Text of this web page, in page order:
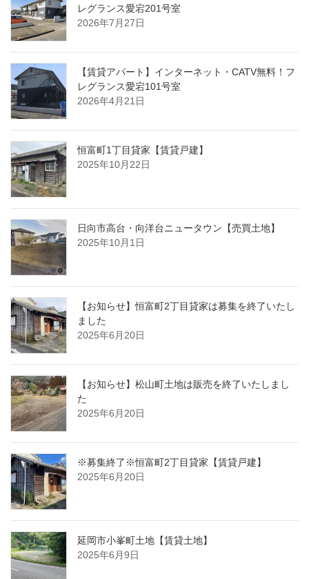
レグランス愛宕201号室
2026年7月27日
【賃貸アパート】インターネット・CATV無料！フ
レグランス愛宕101号室
2026年4月21日
恒富町1丁目貸家【賃貸戸建】
2025年10月22日
日向市高台・向洋台ニュータウン【売買土地】
2025年10月1日
【お知らせ】恒富町2丁目貸家は募集を終了いたし
ました
2025年6月20日
【お知らせ】松山町土地は販売を終了いたしまし
た
2025年6月20日
※募集終了※恒富町2丁目貸家【賃貸戸建】
2025年6月20日
延岡市小峯町土地【賃貸土地】
2025年6月9日